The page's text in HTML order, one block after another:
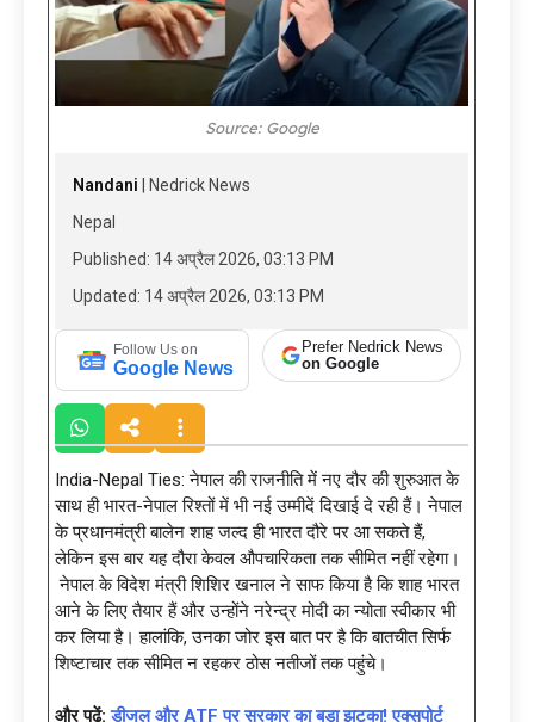
Source: Google
Nandani | Nedrick News
Nepal
Published: 14 अप्रैल 2026, 03:13 PM
Updated: 14 अप्रैल 2026, 03:13 PM
Follow Us on
Google News
Prefer Nedrick News
on Google
India-Nepal Ties: नेपाल की राजनीति में नए दौर की शुरुआत के
साथ ही भारत-नेपाल रिश्तों में भी नई उम्मीदें दिखाई दे रही हैं। नेपाल
के प्रधानमंत्री बालेन शाह जल्द ही भारत दौरे पर आ सकते हैं,
लेकिन इस बार यह दौरा केवल औपचारिकता तक सीमित नहीं रहेगा।
नेपाल के विदेश मंत्री शिशिर खनाल ने साफ किया है कि शाह भारत
आने के लिए तैयार हैं और उन्होंने नरेन्द्र मोदी का न्योता स्वीकार भी
कर लिया है। हालांकि, उनका जोर इस बात पर है कि बातचीत सिर्फ
शिष्टाचार तक सीमित न रहकर ठोस नतीजों तक पहुंचे।
और पढ़ें:डीजल और ATF पर सरकार का बड़ा झटका! एक्सपोर्ट